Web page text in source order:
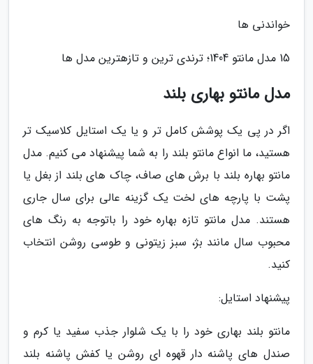
خواندنی ها
15 مدل مانتو 1404؛ ترندی ترین و تازهترین مدل ها
مدل مانتو بهاری بلند
اگر در پی یک پوشش کامل تر و یا یک استایل کلاسیک تر
هستید، ما انواع مانتو بلند را به شما پیشنهاد می کنیم. مدل
مانتو بهاره بلند با برش های صاف، چاک های بلند از بغل یا
پشت با پارچه های لخت یک گزینه عالی برای سال جاری
هستند. مدل مانتو تازه بهاره خود را باتوجه به رنگ های
محبوب سال مانند بژ، سبز زیتونی و طوسی روشن انتخاب
کنید.
پیشنهاد استایل:
مانتو بلند بهاری خود را با یک شلوار جذب سفید یا کرم و
صندل های پاشنه دار قهوه ای روشن یا کفش پاشنه بلند